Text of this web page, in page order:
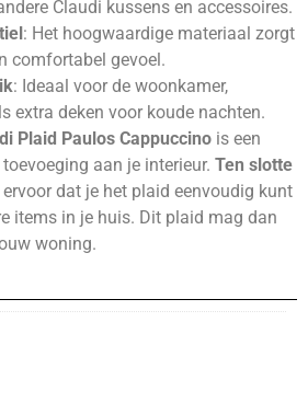
Claudi kussens en accessoires.
: Het hoogwaardige materiaal zorgt
comfortabel gevoel.
: Ideaal voor de woonkamer,
extra deken voor koude nachten.
Plaid Paulos Cappuccino is een
aan je interieur. Ten slotte
dat je het plaid eenvoudig kunt
items in je huis. Dit plaid mag dan
woning.